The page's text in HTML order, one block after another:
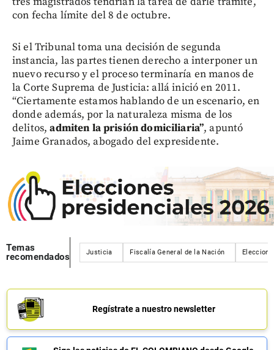
con fecha límite del 8 de octubre.
Si el Tribunal toma una decisión de segunda
instancia, las partes tienen derecho a interponer un
nuevo recurso y el proceso terminaría en manos de
la Corte Suprema de Justicia: allá inició en 2011.
“Ciertamente estamos hablando de un escenario, en
donde además, por la naturaleza misma de los
delitos,admiten la prisión domiciliaria”, apuntó
Jaime Granados, abogado del expresidente.
Temas
recomendados
Justicia Fiscalía General de la Nación
Regístrate a nuestro newsletter